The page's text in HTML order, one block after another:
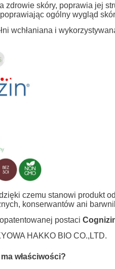
skóry, poprawia jej
ogólny wygląd
wchłaniana i
czemu stanowi produkt
konserwantów ani
postaci
HAKKO BIO CO.,LTD.
właściwości?